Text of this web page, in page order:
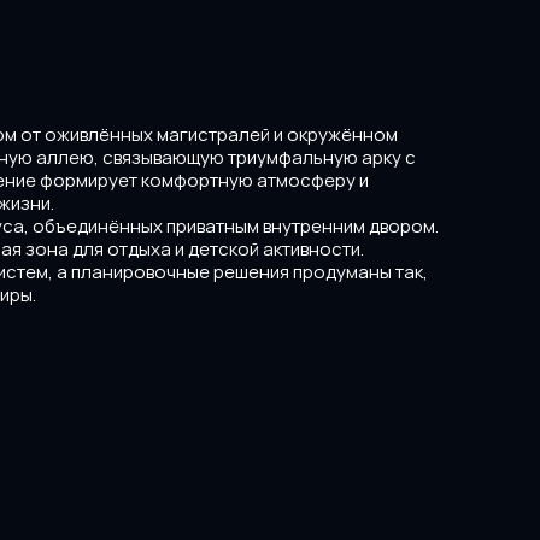
от оживлённых магистралей и окружённом
аллею, связывающую триумфальную арку с
формирует комфортную атмосферу и
объединённых приватным внутренним двором.
зона для отдыха и детской активности.
а планировочные решения продуманы так,